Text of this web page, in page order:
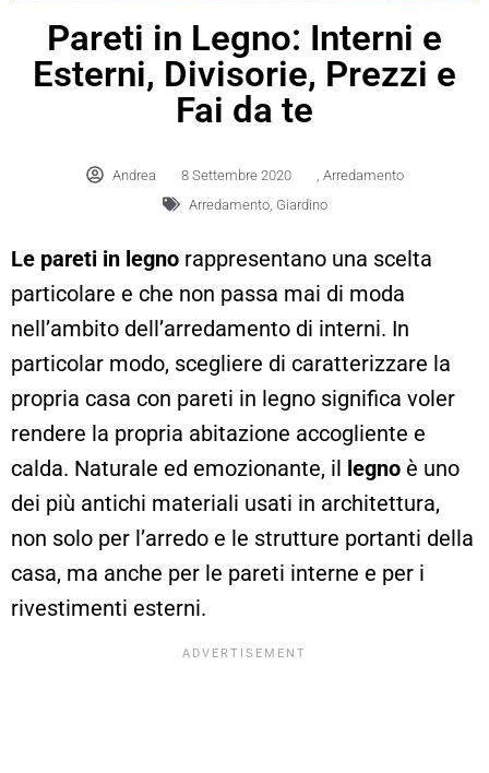
Pareti in Legno: Interni e
Esterni, Divisorie, Prezzi e
Fai da te
Andrea 8 Settembre 2020
Arredamento
Arredamento, Giardino
Le pareti in legno rappresentano una scelta
particolare e che non passa mai di moda
nell’ambito dell’arredamento di interni. In
particolar modo, scegliere di caratterizzare la
propria casa con pareti in legno significa voler
rendere la propria abitazione accogliente e
calda. Naturale ed emozionante, il legno è uno
dei più antichi materiali usati in architettura,
non solo per l’arredo e le strutture portanti della
casa, ma anche per le pareti interne e per i
rivestimenti esterni.